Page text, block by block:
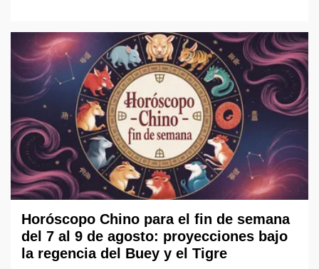
Horóscopo Chino para el fin de semana
del 7 al 9 de agosto: proyecciones bajo
la regencia del Buey y el Tigre